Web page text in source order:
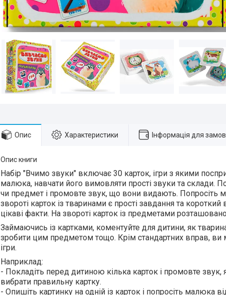
Опис Характеристики Інформація для
Опис книги
Набір "Вчимо звуки" включає 30 карток, ігри з якими
малюка, навчати його вимовляти прості звуки та склади.
чи предмет і промовте звук, що вони видають. Попросіть
звороті карток із тваринами є прості завдання та
цікаві факти. На звороті карток із предметами
Займаючись із картками, коментуйте для дитини, як
зробити цим предметом тощо. Крім стандартних вправ, ви
ігри.
Наприклад:
- Покладіть перед дитиною кілька карток і промовте
вибрати правильну картку.
- Опишіть картинку на одній із карток і попросіть малюка